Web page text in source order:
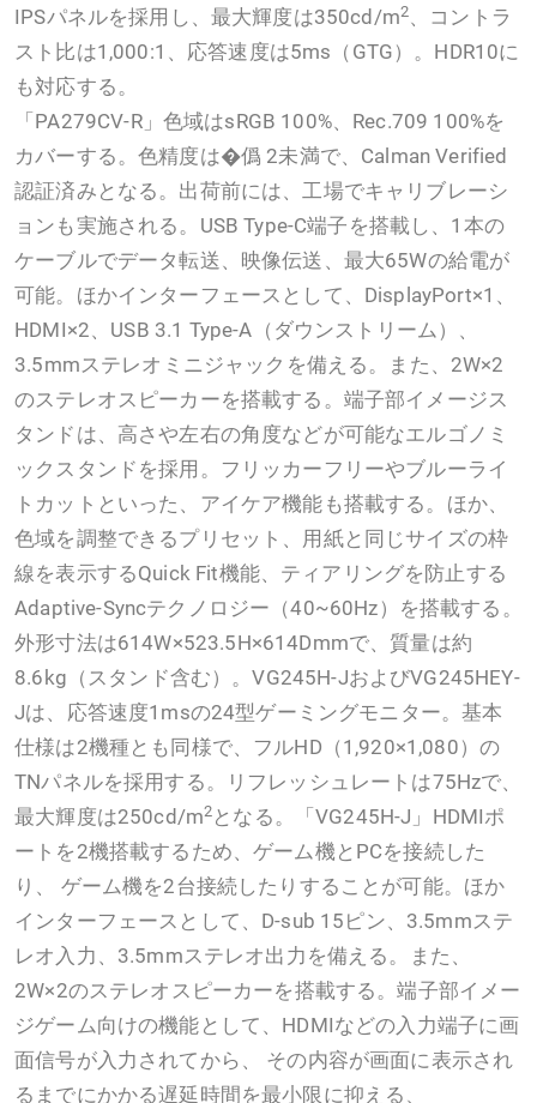
IPSパネルを採用し、最大輝度は350cd/m2、コントラ
スト比は1,000:1、応答速度は5ms（GTG）。HDR10に
も対応する。
「PA279CV-R」色域はsRGB 100%、Rec.709 100%を
カバーする。色精度は�僞 2未満で、Calman Verified
認証済みとなる。出荷前には、工場でキャリブレーシ
ョンも実施される。USB Type-C端子を搭載し、1本の
ケーブルでデータ転送、映像伝送、最大65Wの給電が
可能。ほかインターフェースとして、DisplayPort×1、
HDMI×2、USB 3.1 Type-A（ダウンストリーム）、
3.5mmステレオミニジャックを備える。また、2W×2
のステレオスピーカーを搭載する。端子部イメージス
タンドは、高さや左右の角度などが可能なエルゴノミ
ックスタンドを採用。フリッカーフリーやブルーライ
トカットといった、アイケア機能も搭載する。ほか、
色域を調整できるプリセット、用紙と同じサイズの枠
線を表示するQuick Fit機能、ティアリングを防止する
Adaptive-Syncテクノロジー（40~60Hz）を搭載する。
外形寸法は614W×523.5H×614Dmmで、質量は約
8.6kg（スタンド含む）。VG245H-JおよびVG245HEY-
Jは、応答速度1msの24型ゲーミングモニター。基本
仕様は2機種とも同様で、フルHD（1,920×1,080）の
TNパネルを採用する。リフレッシュレートは75Hzで、
最大輝度は250cd/m2 となる。「VG245H-J」HDMIポ
ートを2機搭載するため、ゲーム機とPCを接続した
り、 ゲーム機を2台接続したりすることが可能。ほか
インターフェースとして、D-sub 15ピン、3.5mmステ
レオ入力、3.5mmステレオ出力を備える。また、
2W×2のステレオスピーカーを搭載する。端子部イメー
ジゲーム向けの機能として、HDMIなどの入力端子に画
面信号が入力されてから、 その内容が画面に表示され
るまでにかかる遅延時間を最小限に抑える、